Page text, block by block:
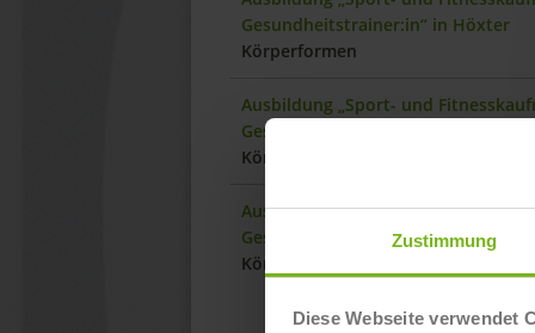
Zustimmung
Diese Webseite verwendet
Gesundheitstrainer:in“ in Höxter
Körperformen
Ausbildung „Sport- und
Gesundheitstrainer:in“ in Leipzig
Körperformen
Ausbildung „Sport- und
Gesundheitstrainer:in“ in Gotha
Körperformen